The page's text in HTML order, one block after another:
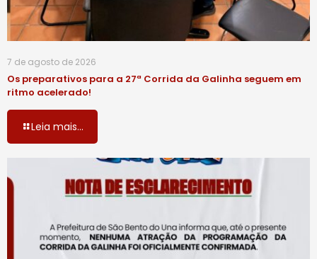
7 de agosto de 2026
Os preparativos para a 27ª Corrida da Galinha seguem em
ritmo acelerado!
Leia mais...